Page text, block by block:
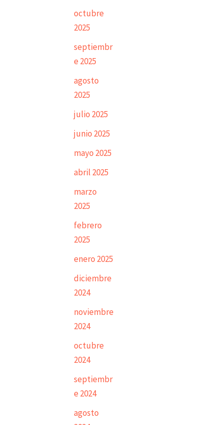
octubre
2025
septiembr
e 2025
agosto
2025
julio 2025
junio 2025
mayo 2025
abril 2025
marzo
2025
febrero
2025
enero 2025
diciembre
2024
noviembre
2024
octubre
2024
septiembr
e 2024
agosto